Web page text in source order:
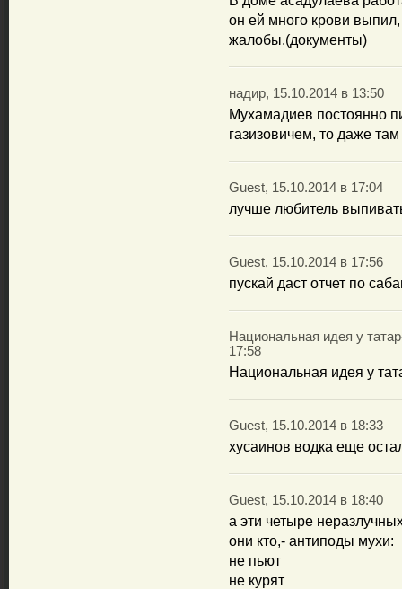
он ей много крови
жалобы.(документы)
надир, 15.10.2014 в 13:50
Мухамадиев постоянно
газизовичем, то даже
Guest, 15.10.2014 в 17:04
лучше любитель
Guest, 15.10.2014 в 17:56
пускай даст отчет по
Национальная идея у
17:58
Национальная идея у
Guest, 15.10.2014 в 18:33
хусаинов водка еще
Guest, 15.10.2014 в 18:40
а эти четыре
они кто,- антиподы мухи:
не пьют
не курят